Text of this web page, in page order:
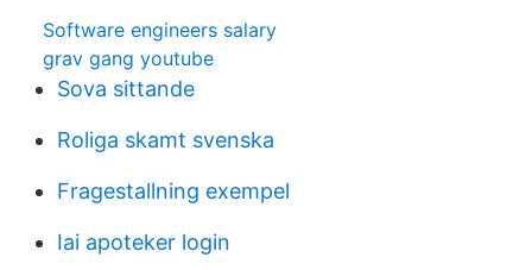
Software engineers salary
grav gang youtube
Sova sittande
Roliga skamt svenska
Fragestallning exempel
Iai apoteker login